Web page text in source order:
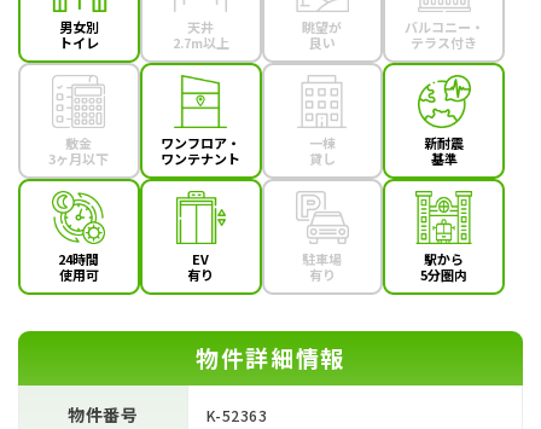
男女別
トイレ
天井
2.7m以上
眺望が
良い
バルコニー・
テラス付き
敷金
3ヶ月以下
ワンフロア・
ワンテナント
一棟
貸し
新耐震
基準
24時間
使用可
EV
有り
駐車場
有り
駅から
5分圏内
物件詳細情報
物件番号 K-52363